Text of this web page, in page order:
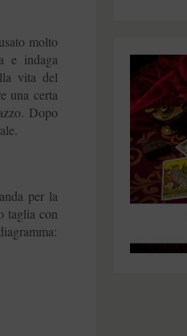
molto
e indaga
vita del
una certa
Dopo
per la
taglia con